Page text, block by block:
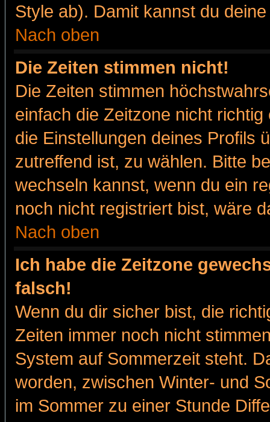
Style ab). Damit kannst du
Nach oben
Die Zeiten stimmen nicht!
Die Zeiten stimmen
einfach die Zeitzone nicht
die Einstellungen deines Profils
zutreffend ist, zu wählen. Bitte
wechseln kannst, wenn du ein
noch nicht registriert bist, wäre
Nach oben
Ich habe die Zeitzone
falsch!
Wenn du dir sicher bist, die
Zeiten immer noch nicht
System auf Sommerzeit steht.
worden, zwischen Winter- und
im Sommer zu einer Stunde